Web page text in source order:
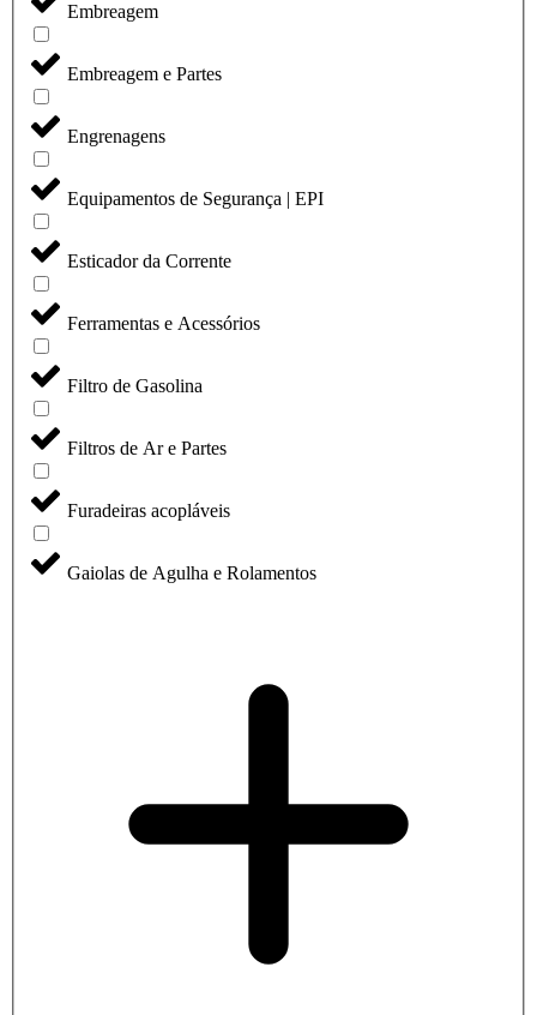
Embreagem
Embreagem e Partes
Engrenagens
Equipamentos de Segurança | EPI
Esticador da Corrente
Ferramentas e Acessórios
Filtro de Gasolina
Filtros de Ar e Partes
Furadeiras acopláveis
Gaiolas de Agulha e Rolamentos